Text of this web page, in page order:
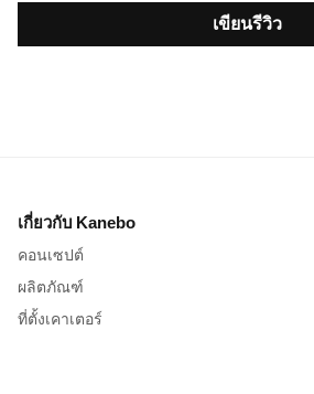
เขียนรีวิว
เกี่ยวกับ Kanebo
คอนเซปต์
ผลิตภัณฑ์
ที่ตั้งเคาเตอร์